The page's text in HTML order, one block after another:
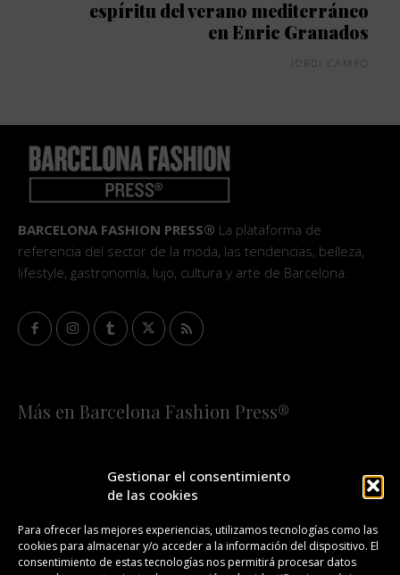
Gestionar el consentimiento
de las cookies
Para ofrecer las mejores experiencias, utilizamos tecnologías como las
cookies para almacenar y/o acceder a la información del dispositivo. El
consentimiento de estas tecnologías nos permitirá procesar datos
espíritu del verano mediterráneo
en Enric Granados
JORDI CAMPO
BARCELONA FASHION PRESS® La plataforma de
referencia del sector de la moda, las tendencias, belleza,
lifestyle, gastronomía, lujo, cultura y arte de Barcelona.
Más en Barcelona Fashion Press®
¡SUSCRÍBETE A NUESTRA FASHION NEWS!
CONTACTO REDACCIÓN PUBLICIDAD